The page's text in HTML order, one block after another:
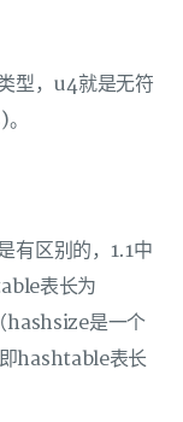
型，u4就是无符
有区别的，1.1中
表长为
hashsize是一个
hashtable表长